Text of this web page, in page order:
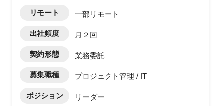
リモート 一部リモート
出社頻度 月２回
契約形態 業務委託
募集職種 プロジェクト管理 / IT
ポジション リーダー